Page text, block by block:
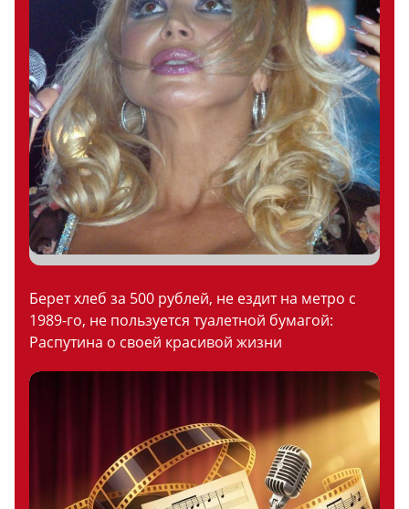
Берет хлеб за 500 рублей, не ездит на метро с
1989-го, не пользуется туалетной бумагой:
Распутина о своей красивой жизни